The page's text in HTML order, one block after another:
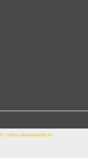
| info(a.)skanskabilder.se